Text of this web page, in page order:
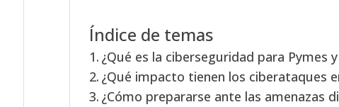
Índice de temas
¿Qué es la ciberseguridad para Pymes
¿Qué impacto tienen los ciberataques
¿Cómo prepararse ante las amenazas